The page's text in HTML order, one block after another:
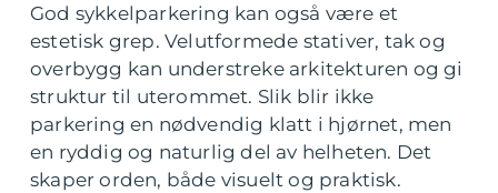
God sykkelparkering kan også være et
estetisk grep. Velutformede stativer, tak og
overbygg kan understreke arkitekturen og gi
struktur til uterommet. Slik blir ikke
parkering en nødvendig klatt i hjørnet, men
en ryddig og naturlig del av helheten. Det
skaper orden, både visuelt og praktisk.